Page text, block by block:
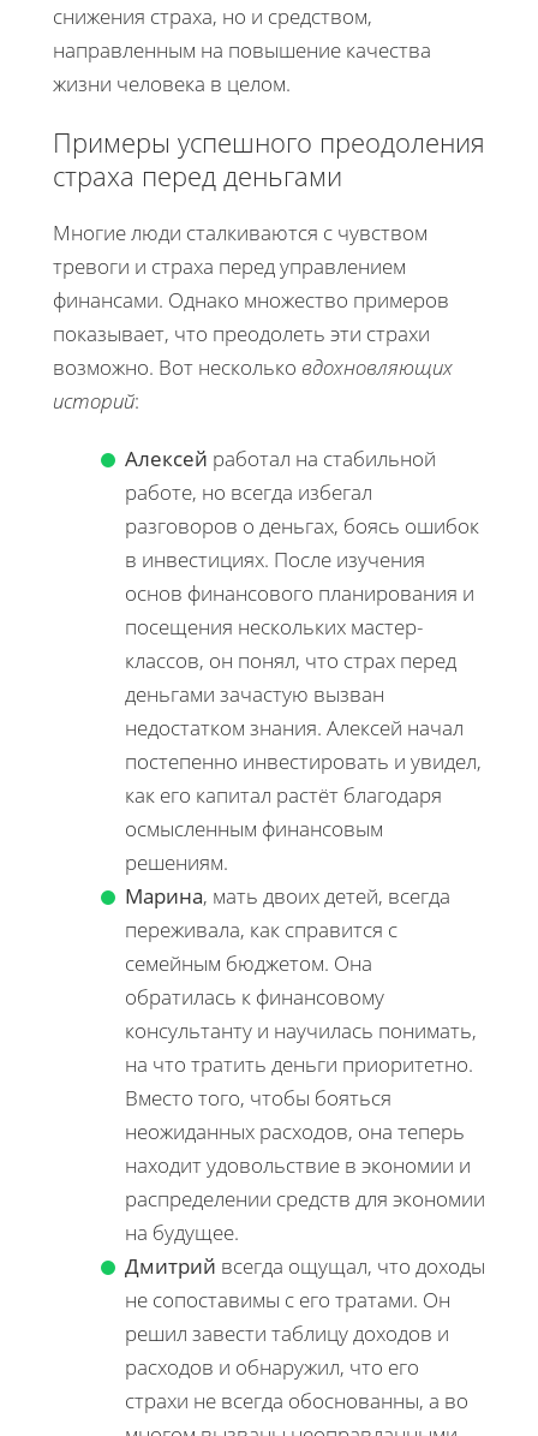
снижения страха, но и средством,
направленным на повышение качества
жизни человека в целом.
Примеры успешного преодоления
страха перед деньгами
Многие люди сталкиваются с чувством
тревоги и страха перед управлением
финансами. Однако множество примеров
показывает, что преодолеть эти страхи
возможно. Вот несколько вдохновляющих
историй:
Алексей работал на стабильной
работе, но всегда избегал
разговоров о деньгах, боясь ошибок
в инвестициях. После изучения
основ финансового планирования и
посещения нескольких мастер-
классов, он понял, что страх перед
деньгами зачастую вызван
недостатком знания. Алексей начал
постепенно инвестировать и увидел,
как его капитал растёт благодаря
осмысленным финансовым
решениям.
Марина, мать двоих детей, всегда
переживала, как справится с
семейным бюджетом. Она
обратилась к финансовому
консультанту и научилась понимать,
на что тратить деньги приоритетно.
Вместо того, чтобы бояться
неожиданных расходов, она теперь
находит удовольствие в экономии и
распределении средств для экономии
на будущее.
Дмитрий всегда ощущал, что доходы
не сопоставимы с его тратами. Он
решил завести таблицу доходов и
расходов и обнаружил, что его
страхи не всегда обоснованны, а во